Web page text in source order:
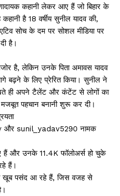
कहानी लेकर आए हैं जो बिहार के
है 18 वर्षीय सुनील यादव की,
सोच के दम पर सोशल मीडिया पर
है।
है, लेकिन उनके पिता अमावस यादव
बढ़ने के लिए प्रेरित किया। सुनील ने
ही अपने टैलेंट और कंटेंट से लोगों का
पहचान बनानी शुरू कर दी।
और sunil_yadav5290 नामक
हैं और उनके 11.4K फॉलोअर्स हो चुके
हैं।
खूब पसंद आ रहे हैं, जिस वजह से